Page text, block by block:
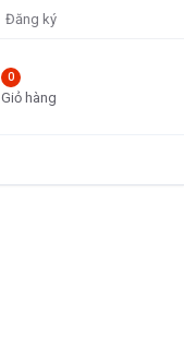
Đăng ký
0
Giỏ hàng